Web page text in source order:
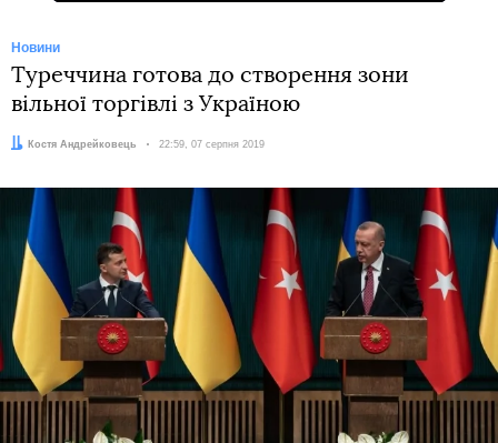
Новини
Туреччина готова до створення зони
вільної торгівлі з Україною
Автор:Костя Андрейковець Дата:
22:59, 07 серпня 2019